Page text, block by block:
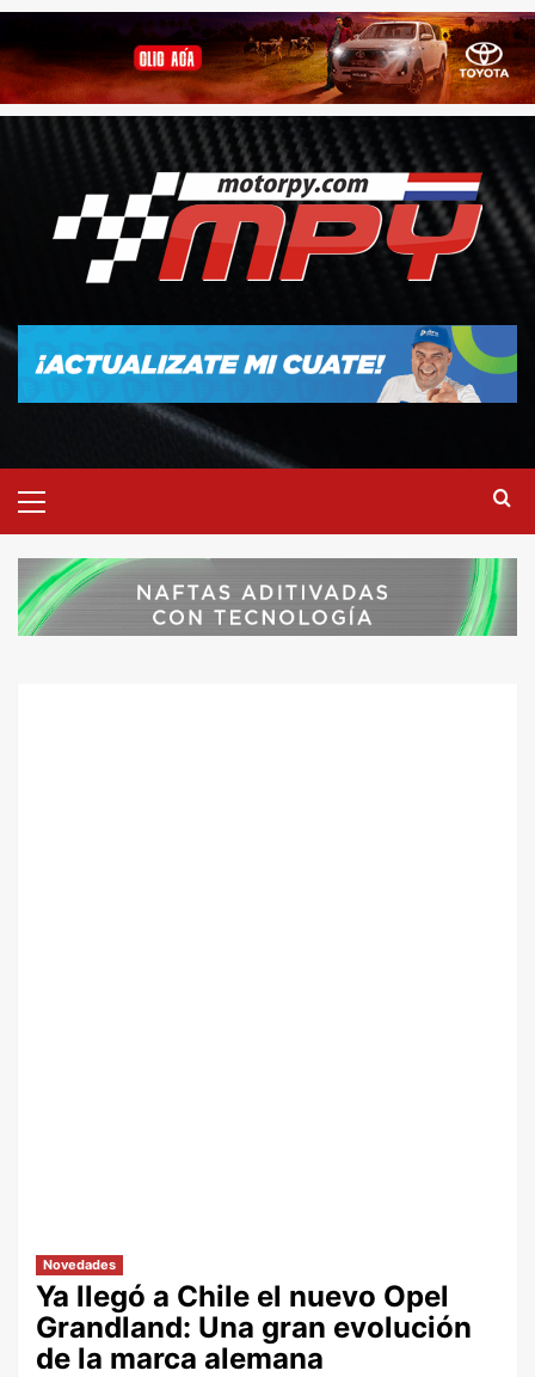
Novedades
Ya llegó a Chile el nuevo Opel
Grandland: Una gran evolución
de la marca alemana